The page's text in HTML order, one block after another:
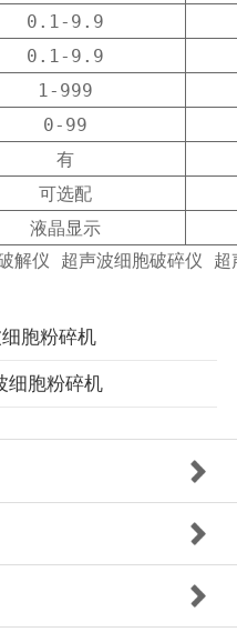
0.1-9.9
0.1-9.9
1-999
0-99
有
可选配
液晶显示
解仪 超声波细胞破碎仪
胞粉碎机
细胞粉碎机